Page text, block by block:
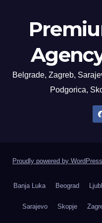
Belgrade, Zagreb,
Podgorica,
Proudly powered by WordPress
Banja Luka Beograd
Sarajevo Skopje